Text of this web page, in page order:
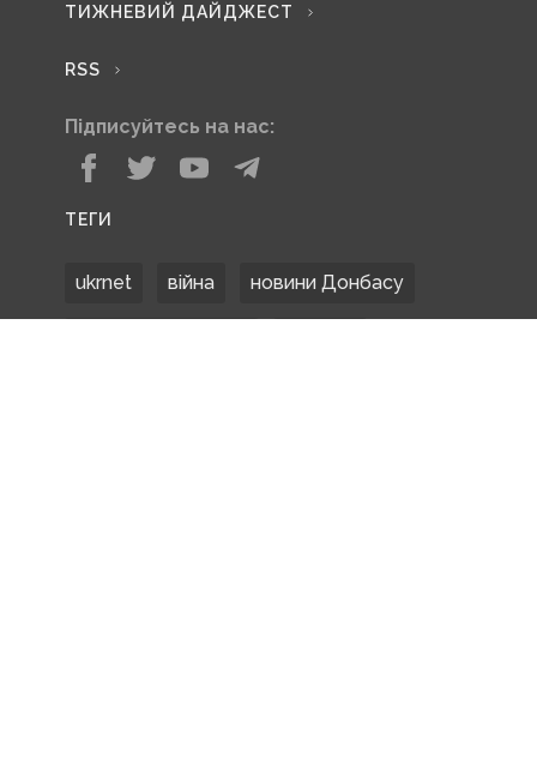
ТИЖНЕВИЙ ДАЙДЖЕСТ
RSS
Підписуйтесь на нас:
ТЕГИ
ukrnet війна новини Донбасу